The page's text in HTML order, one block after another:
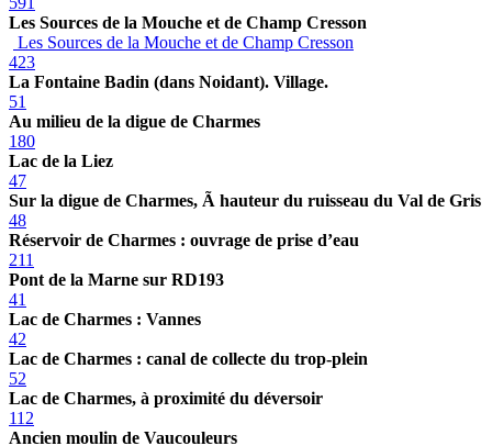
Les Sources de la Mouche et de Champ Cresson
Les Sources de la Mouche et de Champ Cresson
423
La Fontaine Badin (dans Noidant). Village.
51
Au milieu de la digue de Charmes
180
Lac de la Liez
47
Sur la digue de Charmes, Ã hauteur du ruisseau du Val de Gris
48
Réservoir de Charmes : ouvrage de prise d’eau
211
Pont de la Marne sur RD193
41
Lac de Charmes : Vannes
42
Lac de Charmes : canal de collecte du trop-plein
52
Lac de Charmes, à proximité du déversoir
112
Ancien moulin de Vaucouleurs